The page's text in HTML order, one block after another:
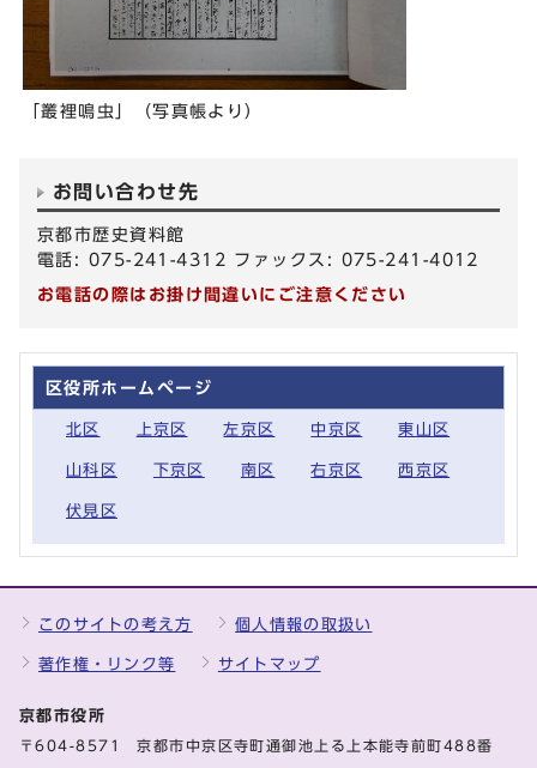
「叢裡鳴虫」（写真帳より）
お問い合わせ先
京都市歴史資料館
電話: 075-241-4312 ファックス: 075-241-4012
お電話の際はお掛け間違いにご注意ください
区役所ホームページ
北区 上京区 左京区 中京区 東山区
山科区 下京区 南区 右京区 西京区
伏見区
このサイトの考え方 個人情報の取扱い
著作権・リンク等 サイトマップ
京都市役所
〒604-8571 京都市中京区寺町通御池上る上本能寺前町488番